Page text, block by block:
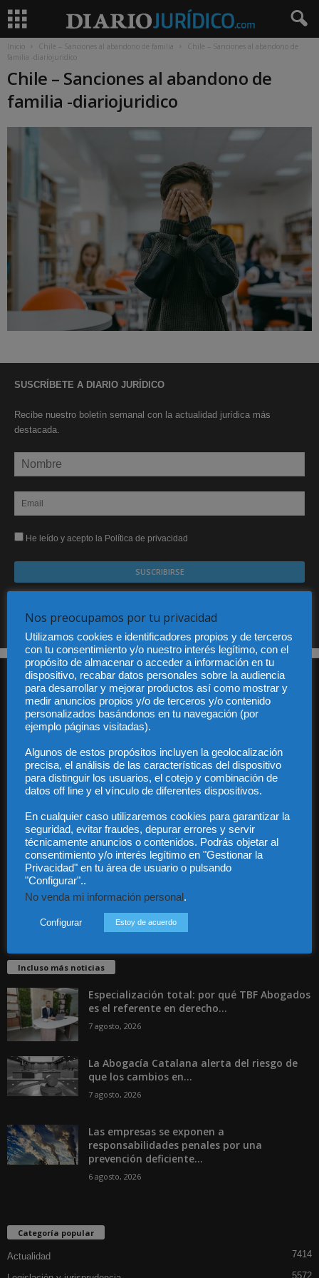
Inicio Chile – Sanciones al abandono de familia
Chile – Sanciones al abandono de
familia -diariojuridico
Chile – Sanciones al abandono de
familia -diariojuridico
SUSCRÍBETE A DIARIO JURÍDICO
Recibe nuestro boletín semanal con la actualidad jurídica más
destacada.
He leído y acepto la Política de privacidad
S.L. y no será cedido a un tercero en ningún caso.
Audiencia y Publicidad
Quiénes somos
Legal
Privacidad
Contacto
Guía Colaboradores
Contáctanos:info@diariojuridico.com
Incluso más noticias
Especialización total: por qué TBF Abogados
es el referente en derecho...
7 agosto, 2026
La Abogacía Catalana alerta del riesgo de
que los cambios en...
7 agosto, 2026
Las empresas se exponen a
responsabilidades penales por una
prevención deficiente...
6 agosto, 2026
Categoría popular
Actualidad 7414
5572
Nos preocupamos por tu privacidad
Utilizamos cookies e identificadores propios y de terceros
con tu consentimiento y/o nuestro interés legítimo, con el
propósito de almacenar o acceder a información en tu
dispositivo, recabar datos personales sobre la audiencia
para desarrollar y mejorar productos así como mostrar y
medir anuncios propios y/o de terceros y/o contenido
personalizados basándonos en tu navegación (por
ejemplo páginas visitadas).
Algunos de estos propósitos incluyen la geolocalización
precisa, el análisis de las características del dispositivo
para distinguir los usuarios, el cotejo y combinación de
datos off line y el vínculo de diferentes dispositivos.
En cualquier caso utilizaremos cookies para garantizar la
seguridad, evitar fraudes, depurar errores y servir
técnicamente anuncios o contenidos. Podrás objetar al
consentimiento y/o interés legítimo en "Gestionar la
Privacidad" en tu área de usuario o pulsando
"Configurar"..
No venda mi información personal.
Configurar Estoy de acuerdo